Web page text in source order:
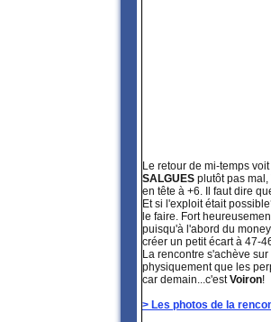
Le retour de mi-temps
SALGUES plutôt pas mal,
en tête à +6. Il faut dire
Et si l'exploit était
le faire. Fort
puisqu'à l'abord du
créer un petit écart à 47-
La rencontre s'achève
physiquement que les
car demain...c'estVoiron!
> Les photos de la